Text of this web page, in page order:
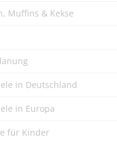
Muffins & Kekse
in Deutschland
in Europa
für Kinder